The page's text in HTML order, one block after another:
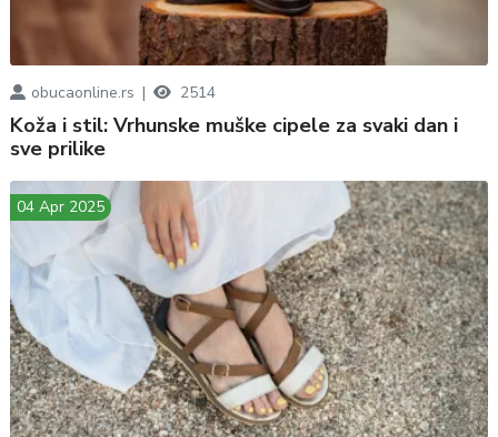
obucaonline.rs 2514
Koža i stil: Vrhunske muške cipele za svaki dan i
sve prilike
04 Apr 2025